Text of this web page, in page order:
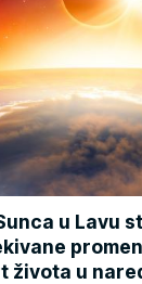
u Lavu
života u